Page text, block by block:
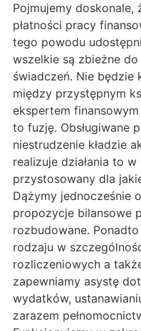
Pojmujemy doskonale,
płatności pracy
tego powodu
wszelkie są zbieżne
świadczeń. Nie będzie
między przystępnym
ekspertem
to fuzję. Obsługiwane
niestrudzenie kładzie
realizuje działania to
przystosowany dla
Dążymy jednocześnie
propozycje bilansowe
rozbudowane.
rodzaju w
rozliczeniowych a
zapewniamy asystę
wydatków,
zarazem